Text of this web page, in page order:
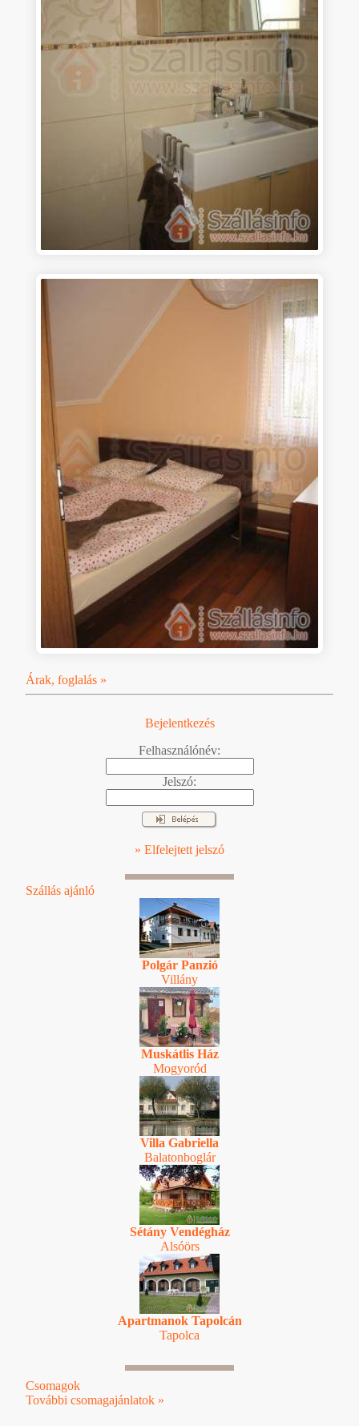
Árak, foglalás »
Bejelentkezés
Felhasználónév:
Jelszó:
» Elfelejtett jelszó
Szállás ajánló
Polgár Panzió
Villány
Muskátlis Ház
Mogyoród
Villa Gabriella
Balatonboglár
Sétány Vendégház
Alsóörs
Apartmanok Tapolcán
Tapolca
Csomagok
További csomagajánlatok »